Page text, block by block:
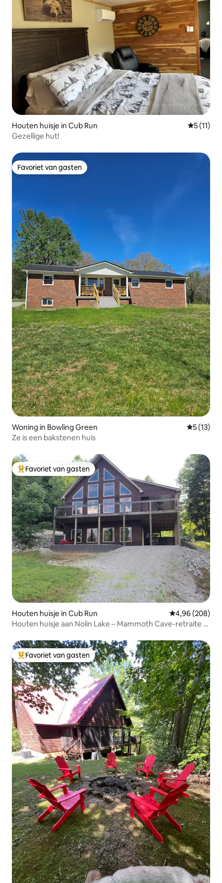
Houten huisje in Cub Run
5 (11)
Gezellige hut!
Favoriet van gasten
Favoriet van gasten
Woning in Bowling Green
5 (13)
Ze is een bakstenen huis
Topfavoriet van gasten
Favoriet van gasten
Houten huisje in Cub Run Gemiddelde
4,96 (208)
Houten huisje aan Nolin Lake – Mammoth Cave-retraite –
Topfavoriet van gasten
Favoriet van gasten